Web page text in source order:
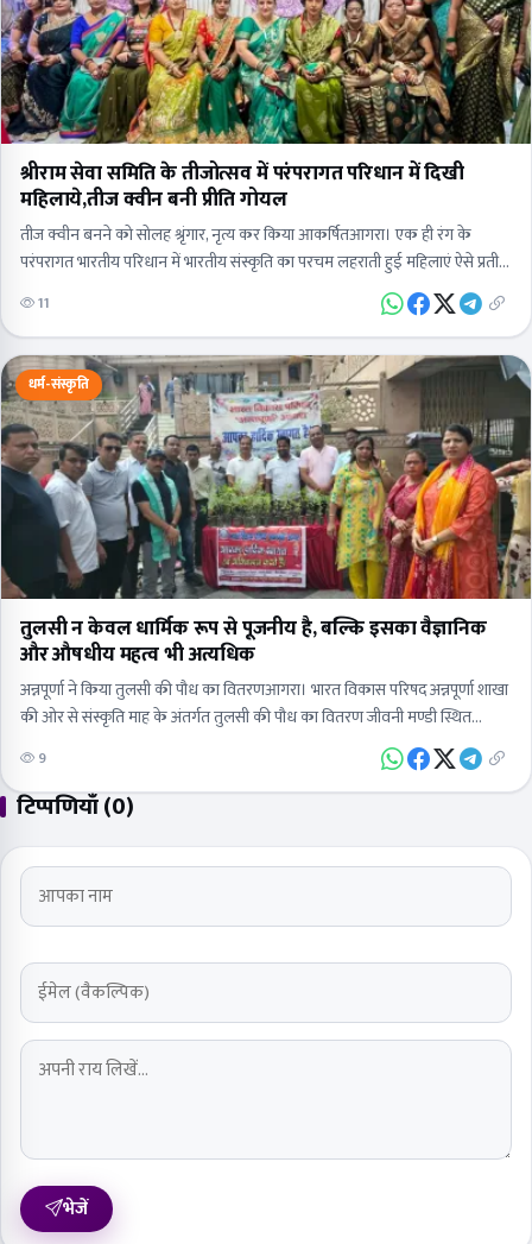
श्रीराम सेवा समिति के तीजोत्सव में परंपरागत परिधान में दिखी
महिलाये,तीज क्वीन बनी प्रीति गोयल
तीज क्वीन बनने को सोलह श्रृंगार, नृत्य कर किया आकर्षितआगरा। एक ही रंग के
परंपरागत भारतीय परिधान में भारतीय संस्कृति का परचम लहराती हुई महिलाएं ऐसे प्रतीत
11
धर्म-संस्कृति
तुलसी न केवल धार्मिक रूप से पूजनीय है, बल्कि इसका वैज्ञानिक
और औषधीय महत्व भी अत्यधिक
अन्नपूर्णा ने किया तुलसी की पौध का वितरणआगरा। भारत विकास परिषद अन्नपूर्णा शाखा
की ओर से संस्कृति माह के अंतर्गत तुलसी की पौध का वितरण जीवनी मण्डी स्थित…
9
टिप्पणियाँ (0)
भेजें